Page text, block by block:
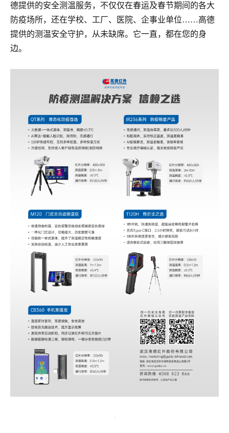
德提供的安全测温服务，不仅仅在春运及春节期间的各大
防疫场所，还在学校、工厂、医院、企事业单位……高德
提供的测温安全守护，从未缺席。它一直，都在您的身
边。